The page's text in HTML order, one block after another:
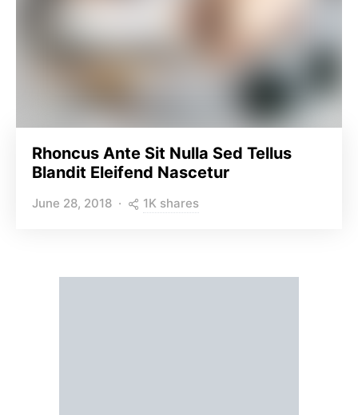
Rhoncus Ante Sit Nulla Sed Tellus
Blandit Eleifend Nascetur
June 28, 2018 1K shares